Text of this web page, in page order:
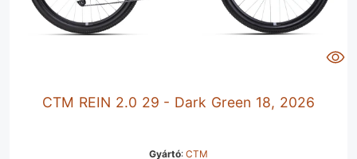
CTM REIN 2.0 29 - Dark Green 18, 2026
Gyártó:CTM